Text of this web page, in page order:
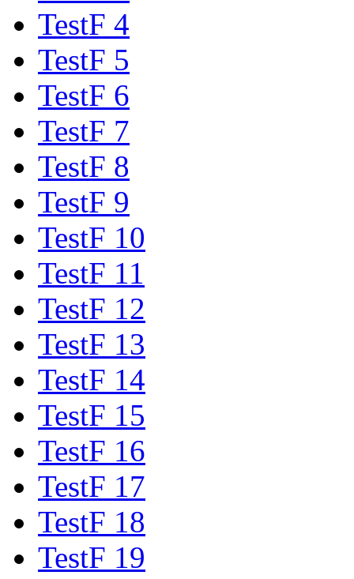
TestF 4
TestF 5
TestF 6
TestF 7
TestF 8
TestF 9
TestF 10
TestF 11
TestF 12
TestF 13
TestF 14
TestF 15
TestF 16
TestF 17
TestF 18
TestF 19